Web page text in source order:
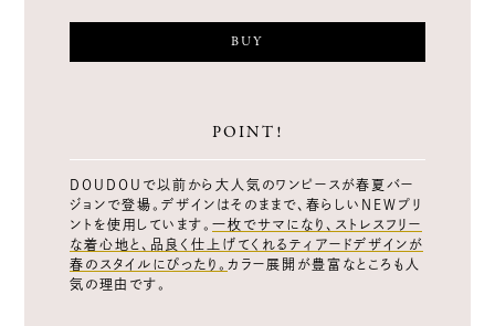
BUY
POINT!
DOUDOUで以前から大人気のワンピースが春夏バー
ジョンで登場。デザインはそのままで、春らしいNEWプリ
ントを使用しています。 一枚でサマになり、ストレスフリー
な着心地と、品良く仕上げてくれるティアードデザインが
春のスタイルにぴったり。 カラー展開が豊富なところも人
気の理由です。